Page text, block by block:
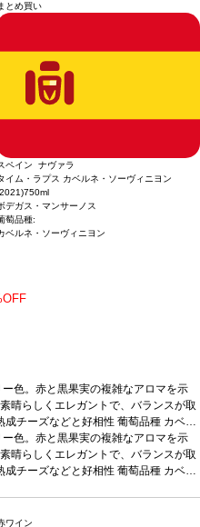
とめ買い
ペイン ナヴァラ
イム・ラプス カベルネ・ソーヴィニヨン
750ml
デガス・マンサーノス
萄品種:
ベルネ・ソーヴィニヨン
色。赤と黒果実の複雑なアロマを示
晴らしくエレガントで、バランスが取
成チーズなどと好相性 葡萄品種 カベル
切れの場合、在庫があり価格が同様の
ます、ご了承ください。
色。赤と黒果実の複雑なアロマを示
晴らしくエレガントで、バランスが取
成チーズなどと好相性 葡萄品種 カベル
ワイン